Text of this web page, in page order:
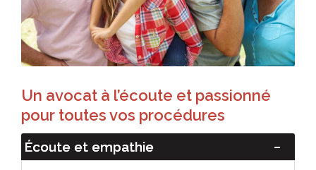
Un avocat à l’écoute et passionné
pour toutes vos procédures
Écoute et empathie